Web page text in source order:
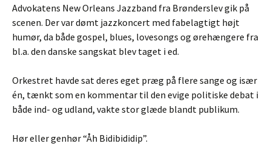
Advokatens New Orleans Jazzband fra Brønderslev gik på
scenen. Der var dømt jazzkoncert med fabelagtigt højt
humør, da både gospel, blues, lovesongs og ørehængere fra
bl.a. den danske sangskat blev taget i ed.
Orkestret havde sat deres eget præg på flere sange og især
én, tænkt som en kommentar til den evige politiske debat i
både ind- og udland, vakte stor glæde blandt publikum.
Hør eller genhør “Åh Bidibididip”.